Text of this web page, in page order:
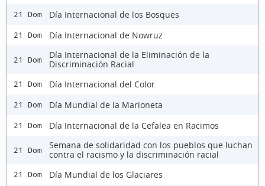
21 Dom Día Internacional de los Bosques
21 Dom Día Internacional de Nowruz
21 Dom
Día Internacional de la Eliminación de la
Discriminación Racial
21 Dom Día Internacional del Color
21 Dom Día Mundial de la Marioneta
21 Dom Día Internacional de la Cefalea en Racimos
21 Dom
Semana de solidaridad con los pueblos que luchan
contra el racismo y la discriminación racial
21 Dom Día Mundial de los Glaciares